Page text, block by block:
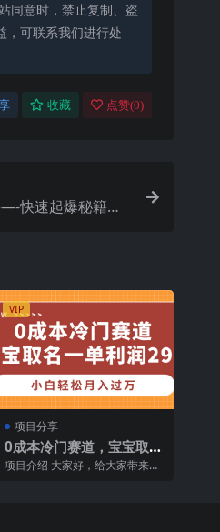
同意时，禁止复制、盗
，可联系我们进行处
收藏 点赞(0)
快速起爆秘籍
VIP
项目分享
0成本冷门赛道，宝宝取名
一单利润299，小白轻松
项目介绍 大家好，给大家带来的